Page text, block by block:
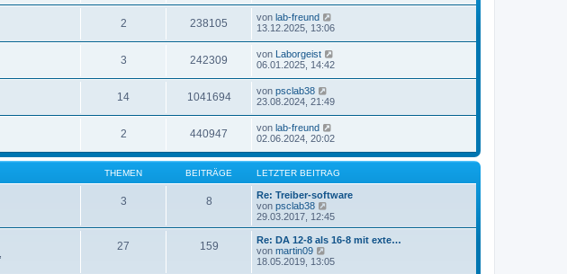
2 238105 von lab-freund
13.12.2025, 13:06
3 242309 von Laborgeist
06.01.2025, 14:42
14 1041694 von psclab38
23.08.2024, 21:49
2 440947 von lab-freund
02.06.2024, 20:02
THEMEN BEITRÄGE LETZTER BEITRAG
3 8
Re: Treiber-software
von psclab38
e
u
e
t
29.03.2017, 12:45
27 159
Re: DA 12-8 als 16-8 mit exte…
von martin09
e
18.05.2019, 13:05